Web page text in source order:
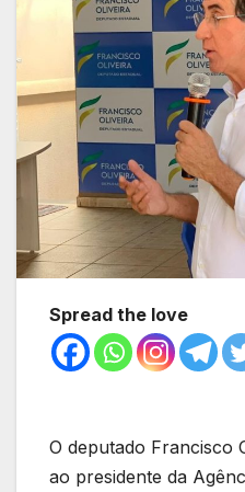
Spread the love
O deputado Francisco
ao presidente da